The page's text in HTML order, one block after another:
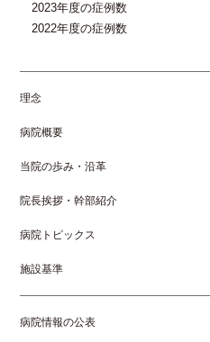
2023年度の症例数
2022年度の症例数
理念
病院概要
当院の歩み・沿革
院長挨拶・幹部紹介
病院トピックス
施設基準
病院情報の公表